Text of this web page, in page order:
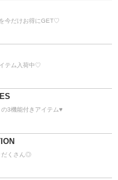
今だけお得にGET♡
テム入荷中♡
3機能付きアイテム♥
だくさん◎